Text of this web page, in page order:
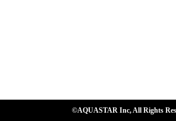
©AQUASTAR Inc, All Rights